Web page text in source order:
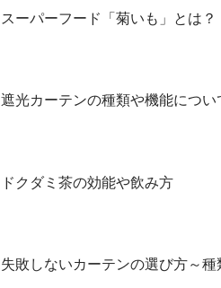
スーパーフード「菊いも」とは
遮光カーテンの種類や機能につい
ドクダミ茶の効能や飲み方
失敗しないカーテンの選び方～種